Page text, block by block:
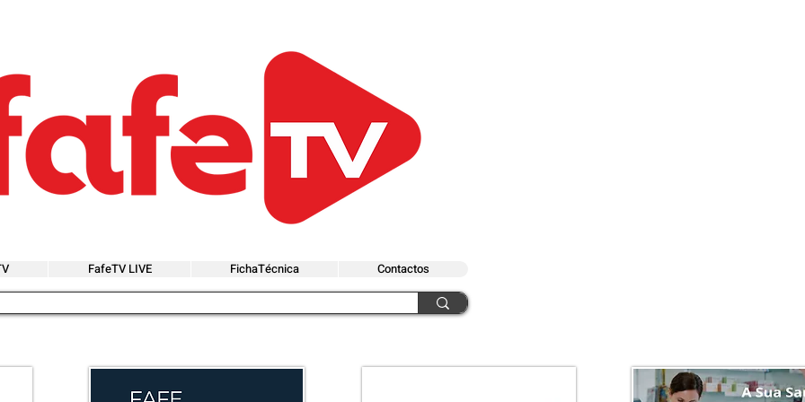
FafeTV LIVE FichaTécnica Contactos